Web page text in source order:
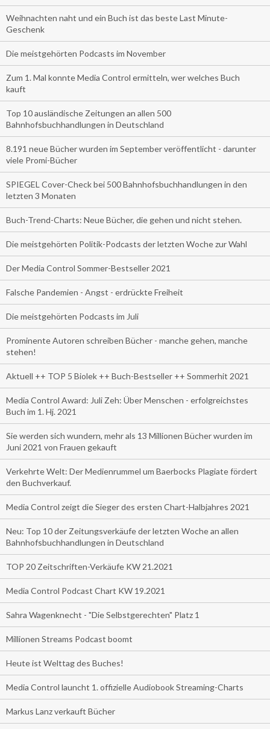
Weihnachten naht und ein Buch ist das beste Last Minute-
Geschenk
Die meistgehörten Podcasts im November
Zum 1. Mal konnte Media Control ermitteln, wer welches Buch
kauft
Top 10 ausländische Zeitungen an allen 500
Bahnhofsbuchhandlungen in Deutschland
8.191 neue Bücher wurden im September veröffentlicht - darunter
viele Promi-Bücher
SPIEGEL Cover-Check bei 500 Bahnhofsbuchhandlungen in den
letzten 3 Monaten
Buch-Trend-Charts: Neue Bücher, die gehen und nicht stehen.
Die meistgehörten Politik-Podcasts der letzten Woche zur Wahl
Der Media Control Sommer-Bestseller 2021
Falsche Pandemien - Angst - erdrückte Freiheit
Die meistgehörten Podcasts im Juli
Prominente Autoren schreiben Bücher - manche gehen, manche
stehen!
Aktuell ++ TOP 5 Biolek ++ Buch-Bestseller ++ Sommerhit 2021
Media Control Award: Juli Zeh: Über Menschen - erfolgreichstes
Buch im 1. Hj. 2021
Sie werden sich wundern, mehr als 13 Millionen Bücher wurden im
Juni 2021 von Frauen gekauft
Verkehrte Welt: Der Medienrummel um Baerbocks Plagiate fördert
den Buchverkauf.
Media Control zeigt die Sieger des ersten Chart-Halbjahres 2021
Neu: Top 10 der Zeitungsverkäufe der letzten Woche an allen
Bahnhofsbuchhandlungen in Deutschland
TOP 20 Zeitschriften-Verkäufe KW 21.2021
Media Control Podcast Chart KW 19.2021
Sahra Wagenknecht - "Die Selbstgerechten" Platz 1
Millionen Streams Podcast boomt
Heute ist Welttag des Buches!
Media Control launcht 1. offizielle Audiobook Streaming-Charts
Markus Lanz verkauft Bücher